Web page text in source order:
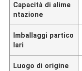
Capacità di alime
ntazione
Imballaggi partico
lari
Luogo di origine